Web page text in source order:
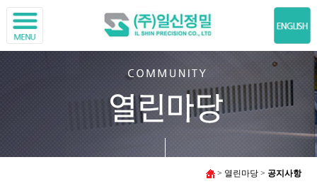
> 열린마당 > 공지사항